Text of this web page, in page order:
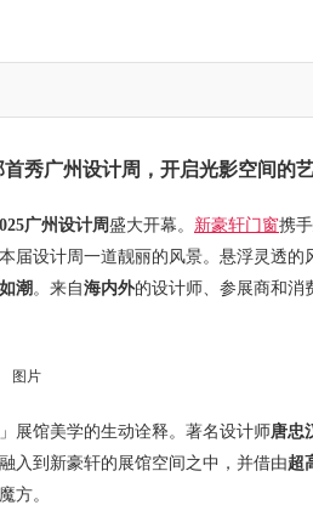
秀广州设计周，开启光影空间的
广州设计周盛大开幕。 新豪轩门窗携手
本届设计周一道靓丽的风景。悬浮灵透的
潮。来自海内外的设计师、参展商和消
展馆美学的生动诠释。著名设计师唐忠
入到新豪轩的展馆空间之中，并借由超
方。